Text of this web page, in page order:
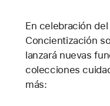
En celebración
Concientización
lanzará nuevas
colecciones
más: